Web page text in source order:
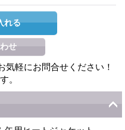
軽にお問合せください！
。